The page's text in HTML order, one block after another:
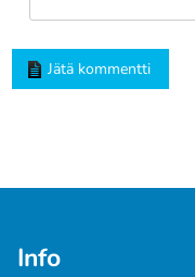
Jätä kommentti
Info